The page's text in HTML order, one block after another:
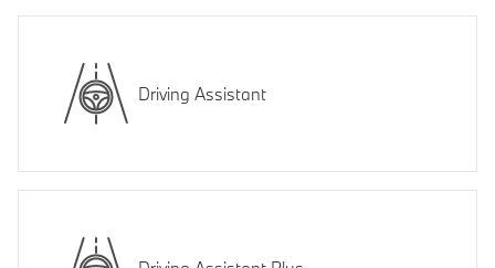
Driving Assistant